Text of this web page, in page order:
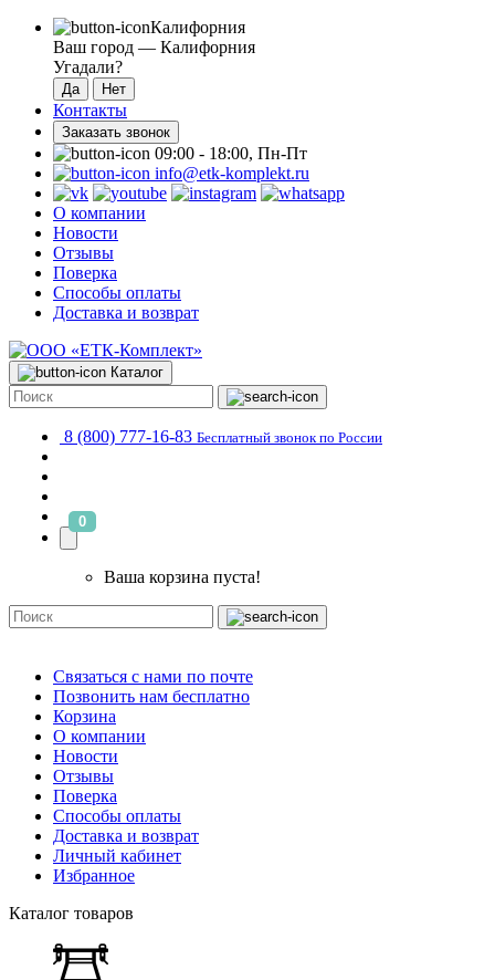
Калифорния
Ваш город — Калифорния
Угадали?
Контакты
Заказать звонок
09:00 - 18:00, Пн-Пт
info@etk-komplekt.ru
О компании
Новости
Отзывы
Поверка
Способы оплаты
Доставка и возврат
Каталог
8 (800) 777-16-83 Бесплатный звонок по России
0
Ваша корзина пуста!
Связаться с нами по почте
Позвонить нам бесплатно
Корзина
О компании
Новости
Отзывы
Поверка
Способы оплаты
Доставка и возврат
Личный кабинет
Избранное
Каталог товаров